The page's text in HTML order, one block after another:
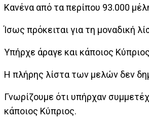
Κανένα από τα περίπου 93.000
Ίσως πρόκειται για τη μοναδική
Υπήρχε άραγε και κάποιος
Η πλήρης λίστα των μελών δεν
Γνωρίζουμε ότι υπήρχαν
κάποιος Κύπριος.